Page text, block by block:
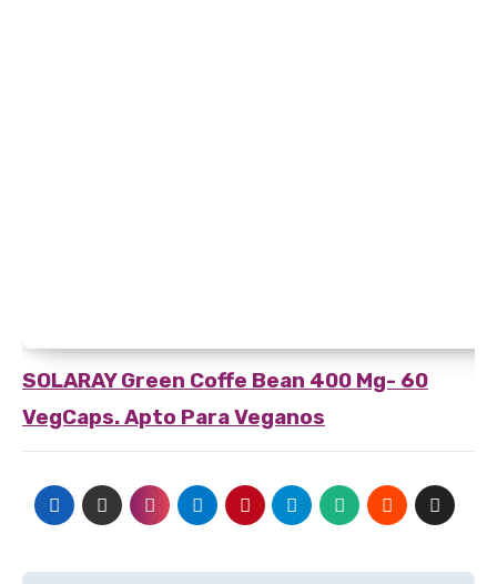
SOLARAYGreen Coffe Bean 400 Mg- 60
VegCaps. Apto Para Veganos